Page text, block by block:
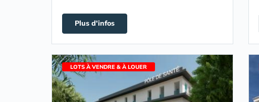
Plus d'infos
LOTS À VENDRE & À LOUER